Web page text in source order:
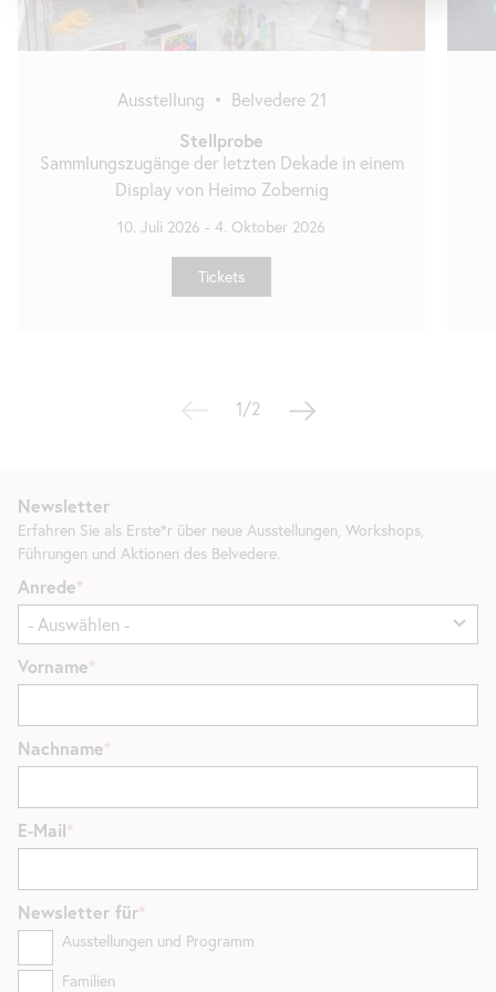
Ausstellung • Belvedere 21
Stellprobe
Sammlungszugänge der letzten Dekade in einem
Display von Heimo Zobernig
10. Juli 2026 - 4. Oktober 2026
Tickets
1/2
Newsletter
Erfahren Sie als Erste*r über neue Ausstellungen, Workshops,
Führungen und Aktionen des Belvedere.
Anrede
Vorname
Nachname
E-Mail
Newsletter für
Ausstellungen und Programm
Familien